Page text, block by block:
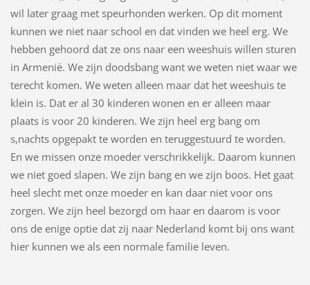
wil later graag met speurhonden werken. Op dit moment
kunnen we niet naar school en dat vinden we heel erg. We
hebben gehoord dat ze ons naar een weeshuis willen sturen
in Armenië. We zijn doodsbang want we weten niet waar we
terecht komen. We weten alleen maar dat het weeshuis te
klein is. Dat er al 30 kinderen wonen en er alleen maar
plaats is voor 20 kinderen. We zijn heel erg bang om
s,nachts opgepakt te worden en teruggestuurd te worden.
En we missen onze moeder verschrikkelijk. Daarom kunnen
we niet goed slapen. We zijn bang en we zijn boos. Het gaat
heel slecht met onze moeder en kan daar niet voor ons
zorgen. We zijn heel bezorgd om haar en daarom is voor
ons de enige optie dat zij naar Nederland komt bij ons want
hier kunnen we als een normale familie leven.